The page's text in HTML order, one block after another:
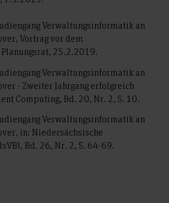
Verwaltungsinformatik an
Vortrag vor dem
25.2.2019.
Verwaltungsinformatik an
- Zweiter Jahrgang erfolgreich
Computing, Bd. 20, Nr. 2, S. 10.
Verwaltungsinformatik an
in: Niedersächsische
Bd. 26, Nr. 2, S. 64-69.